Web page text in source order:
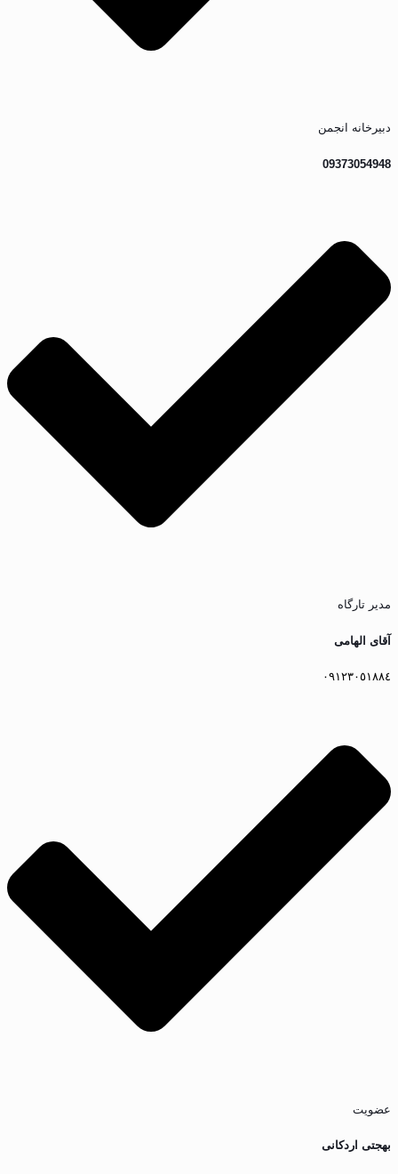
دبیرخانه انجمن
09373054948
مدیر تارگاه
آقای الهامى
٠٩١٢٣٠٥١٨٨٤
عضویت
بهجتی اردکانی